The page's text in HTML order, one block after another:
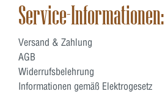
Service-Informationen:
Versand & Zahlung
AGB
Widerrufsbelehrung
Informationen gemäß Elektrogesetz